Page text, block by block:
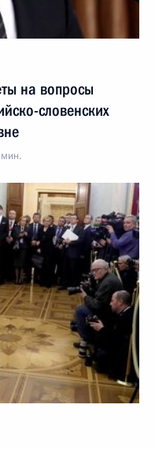
на вопросы
словенских